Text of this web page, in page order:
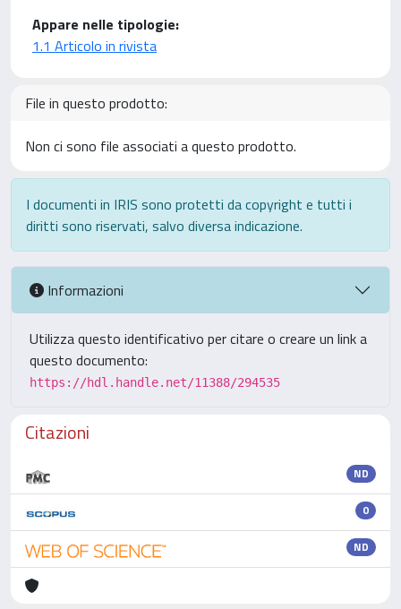
Appare nelle tipologie:
1.1 Articolo in rivista
File in questo prodotto:
Non ci sono file associati a questo prodotto.
I documenti in IRIS sono protetti da copyright e tutti i
diritti sono riservati, salvo diversa indicazione.
Informazioni
Utilizza questo identificativo per citare o creare un link a
questo documento:
https://hdl.handle.net/11388/294535
Citazioni
ND
0
ND